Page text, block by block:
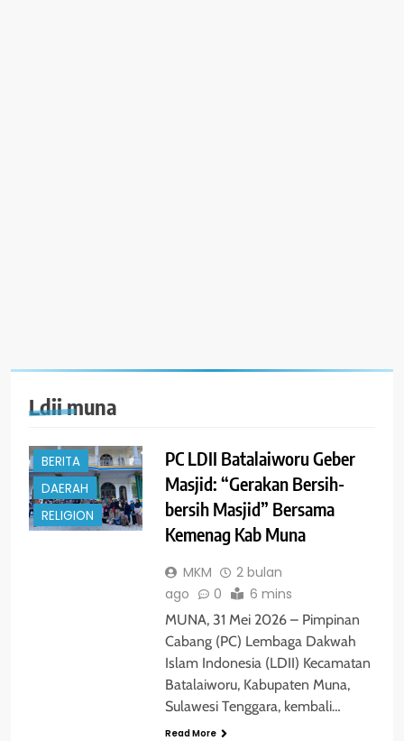
Ldii muna
BERITA
DAERAH
RELIGION
PC LDII Batalaiworu Geber
Masjid: “Gerakan Bersih-
bersih Masjid” Bersama
Kemenag Kab Muna
MKM
2 bulan
ago
0 6 mins
MUNA, 31 Mei 2026 – Pimpinan
Cabang (PC) Lembaga Dakwah
Islam Indonesia (LDII) Kecamatan
Batalaiworu, Kabupaten Muna,
Sulawesi Tenggara, kembali…
Read More